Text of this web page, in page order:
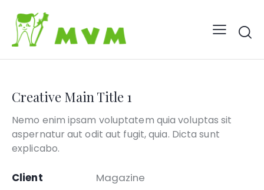
Creative Main Title 1
Nemo enim ipsam voluptatem quia voluptas sit
aspernatur aut odit aut fugit, quia. Dicta sunt
explicabo.
Client
Magazine